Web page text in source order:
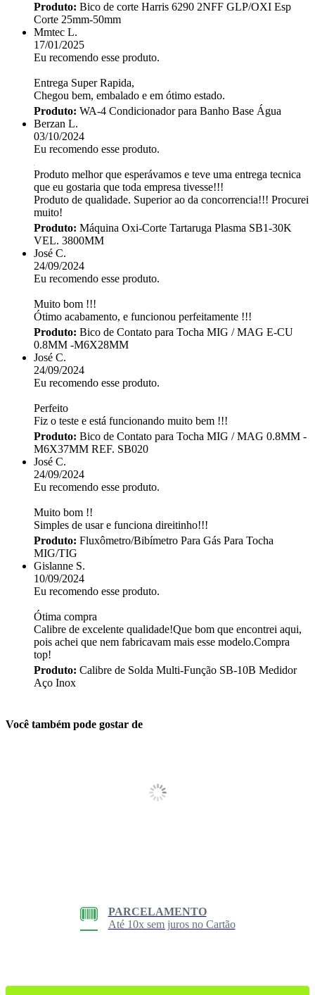
Produto: Bico de corte Harris 6290 2NFF GLP/OXI Esp
Corte 25mm-50mm
Mmtec L.
17/01/2025
Eu recomendo esse produto.
Entrega Super Rapida,
Chegou bem, embalado e em ótimo estado.
Produto: WA-4 Condicionador para Banho Base Água
Berzan L.
03/10/2024
Eu recomendo esse produto.
Produto melhor que esperávamos e teve uma entrega tecnica
que eu gostaria que toda empresa tivesse!!!
Produto de qualidade. Superior ao da concorrencia!!! Procurei
muito!
Produto: Máquina Oxi-Corte Tartaruga Plasma SB1-30K
VEL. 3800MM
José C.
24/09/2024
Eu recomendo esse produto.
Muito bom !!!
Ótimo acabamento, e funcionou perfeitamente !!!
Produto: Bico de Contato para Tocha MIG / MAG E-CU
0.8MM -M6X28MM
José C.
24/09/2024
Eu recomendo esse produto.
Perfeito
Fiz o teste e está funcionando muito bem !!!
Produto: Bico de Contato para Tocha MIG / MAG 0.8MM -
M6X37MM REF. SB020
José C.
24/09/2024
Eu recomendo esse produto.
Muito bom !!
Simples de usar e funciona direitinho!!!
Produto: Fluxômetro/Bibímetro Para Gás Para Tocha
MIG/TIG
Gislanne S.
10/09/2024
Eu recomendo esse produto.
Ótima compra
Calibre de excelente qualidade!Que bom que encontrei aqui,
pois achei que nem fabricavam mais esse modelo.Compra
top!
Produto: Calibre de Solda Multi-Função SB-10B Medidor
Aço Inox
Você também pode gostar de
PARCELAMENTO
Até 10x sem juros no Cartão